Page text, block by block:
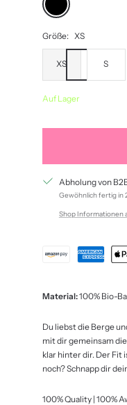
Größe: XS
XS S
Auf Lager
Abholung von
Gewöhnlich fertig in
Shop Informationen
Material:100% Bio-
Du liebst die Berge
mit dir gemeinsam
klar hinter dir. Der Fit
noch? Schnapp dir
100% Quality | 100%